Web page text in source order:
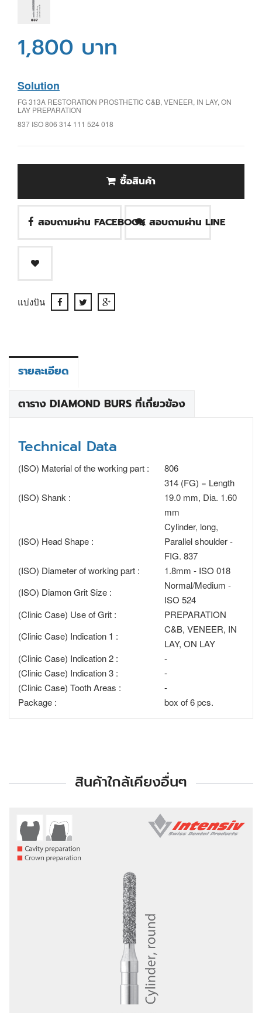
1,800 บาท
Solution
FG 313A RESTORATION PROSTHETIC C&B, VENEER, IN LAY, ON
LAY PREPARATION
837 ISO 806 314 111 524 018
ซื้อสินค้า
สอบถามผ่าน FACEBOOK สอบถามผ่าน LINE
แบ่งปัน
รายละเอียด
ตาราง DIAMOND BURS ที่เกี่ยวข้อง
Technical Data
(ISO) Material of the working part : 806
(ISO) Shank :
314 (FG) = Length
19.0 mm, Dia. 1.60
mm
(ISO) Head Shape :
Cylinder, long,
Parallel shoulder -
FIG. 837
(ISO) Diameter of working part :
1.8mm - ISO 018
(ISO) Diamon Grit Size :
Normal/Medium -
ISO 524
(Clinic Case) Use of Grit :
PREPARATION
(Clinic Case) Indication 1 :
C&B, VENEER, IN
LAY, ON LAY
(Clinic Case) Indication 2 :
-
(Clinic Case) Indication 3 :
-
(Clinic Case) Tooth Areas :
-
Package :
box of 6 pcs.
สินค้าใกล้เคียงอื่นๆ